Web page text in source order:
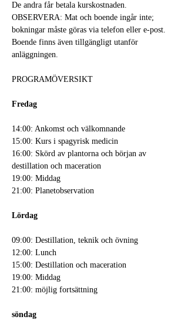
De andra får betala kurskostnaden.
OBSERVERA: Mat och boende ingår inte;
bokningar måste göras via telefon eller e-post.
Boende finns även tillgängligt utanför
anläggningen.
PROGRAMÖVERSIKT
Fredag
14:00: Ankomst och välkomnande
15:00: Kurs i spagyrisk medicin
16:00: Skörd av plantorna och början av
destillation och maceration
19:00: Middag
21:00: Planetobservation
Lördag
09:00: Destillation, teknik och övning
12:00: Lunch
15:00: Destillation och maceration
19:00: Middag
21:00: möjlig fortsättning
söndag